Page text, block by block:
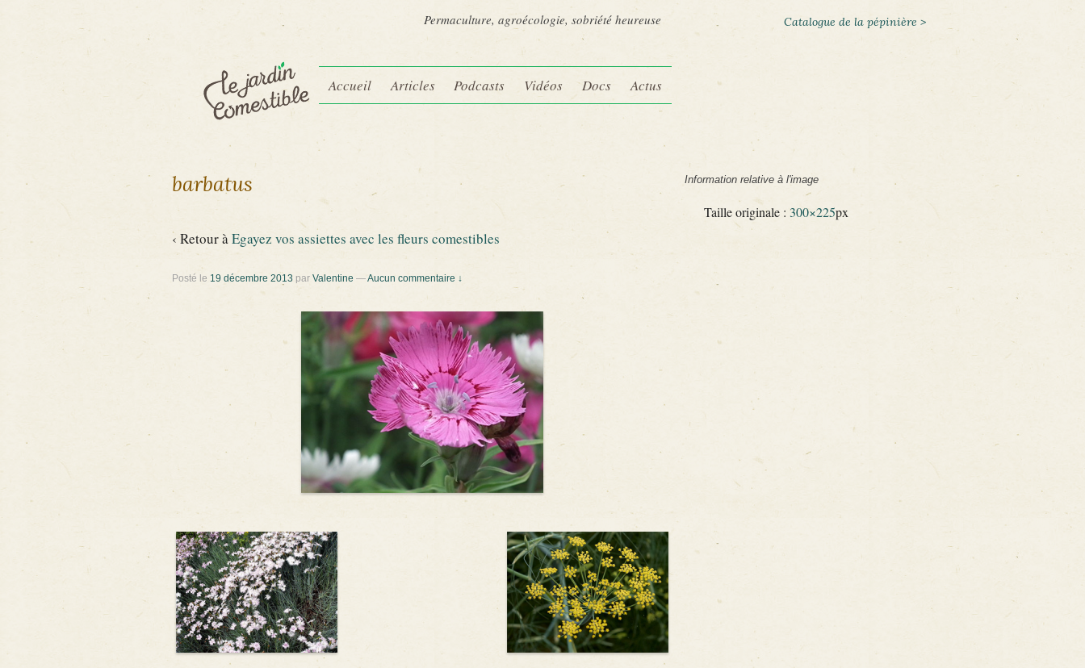
Permaculture, agroécologie, sobriété heureuse Catalogue de la pépinière >
Accueil Articles Podcasts Vidéos Docs Actus
barbatus
‹ Retour àEgayez vos assiettes avec les fleurs comestibles
Posté le 19 décembre 2013 parValentine —Aucun commentaire ↓
Information relative à l'image
Taille originale :300×225px